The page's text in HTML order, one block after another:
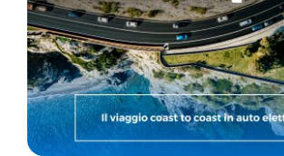
Comunicati Stampa
Academy